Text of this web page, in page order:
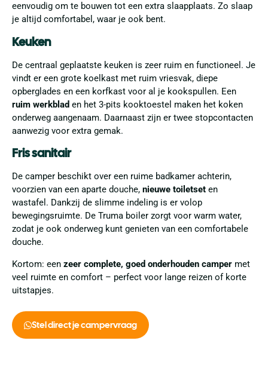
eenvoudig om te bouwen tot een extra slaapplaats. Zo slaap
je altijd comfortabel, waar je ook bent.
Keuken
De centraal geplaatste keuken is zeer ruim en functioneel. Je
vindt er een grote koelkast met ruim vriesvak, diepe
opberglades en een korfkast voor al je kookspullen. Een
ruim werkblad en het 3-pits kooktoestel maken het koken
onderweg aangenaam. Daarnaast zijn er twee stopcontacten
aanwezig voor extra gemak.
Fris sanitair
De camper beschikt over een ruime badkamer achterin,
voorzien van een aparte douche, nieuwe toiletset en
wastafel. Dankzij de slimme indeling is er volop
bewegingsruimte. De Truma boiler zorgt voor warm water,
zodat je ook onderweg kunt genieten van een comfortabele
douche.
Kortom: een zeer complete, goed onderhouden camper met
veel ruimte en comfort – perfect voor lange reizen of korte
uitstapjes.
Stel direct je campervraag